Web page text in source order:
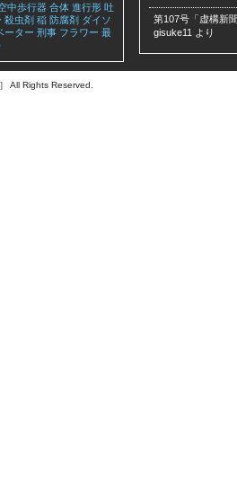
中歩行器 合体 進行形 吐
殺虫剤 稲 防腐剤 ダイソ
ーター 刑事 フラワー 最
第107号「虚構新
gisuke11 より
All Rights Reserved.